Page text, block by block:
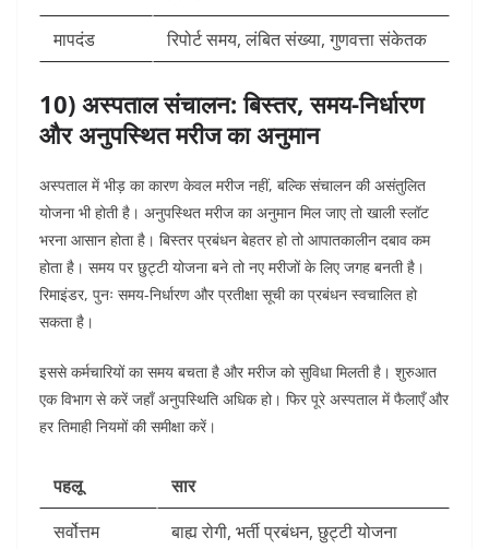
मापदंड
रिपोर्ट समय, लंबित संख्या, गुणवत्ता संकेतक
10) अस्पताल संचालन: बिस्तर, समय-निर्धारण
और अनुपस्थित मरीज का अनुमान
अस्पताल में भीड़ का कारण केवल मरीज नहीं, बल्कि संचालन की असंतुलित
योजना भी होती है। अनुपस्थित मरीज का अनुमान मिल जाए तो खाली स्लॉट
भरना आसान होता है। बिस्तर प्रबंधन बेहतर हो तो आपातकालीन दबाव कम
होता है। समय पर छुट्टी योजना बने तो नए मरीजों के लिए जगह बनती है।
रिमाइंडर, पुनः समय-निर्धारण और प्रतीक्षा सूची का प्रबंधन स्वचालित हो
सकता है।
इससे कर्मचारियों का समय बचता है और मरीज को सुविधा मिलती है। शुरुआत
एक विभाग से करें जहाँ अनुपस्थिति अधिक हो। फिर पूरे अस्पताल में फैलाएँ और
हर तिमाही नियमों की समीक्षा करें।
पहलू
सार
सर्वोत्तम
बाह्य रोगी, भर्ती प्रबंधन, छुट्टी योजना